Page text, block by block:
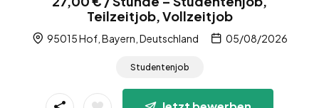
Teilzeitjob, Vollzeitjob
95015 Hof, Bayern, Deutschland 05/08/2026
Studentenjob